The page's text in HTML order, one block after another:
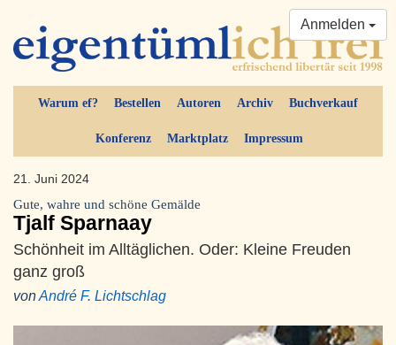
Warum ef? Bestellen Autoren Archiv Buchverkauf
Konferenz Marktplatz Impressum
Anmelden
21. Juni 2024
Gute, wahre und schöne Gemälde
Tjalf Sparnaay
Schönheit im Alltäglichen. Oder: Kleine Freuden
ganz groß
vonAndré F. Lichtschlag